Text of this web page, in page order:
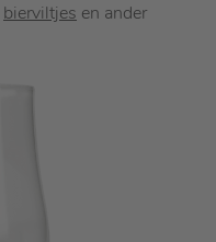
bierviltjes en ander